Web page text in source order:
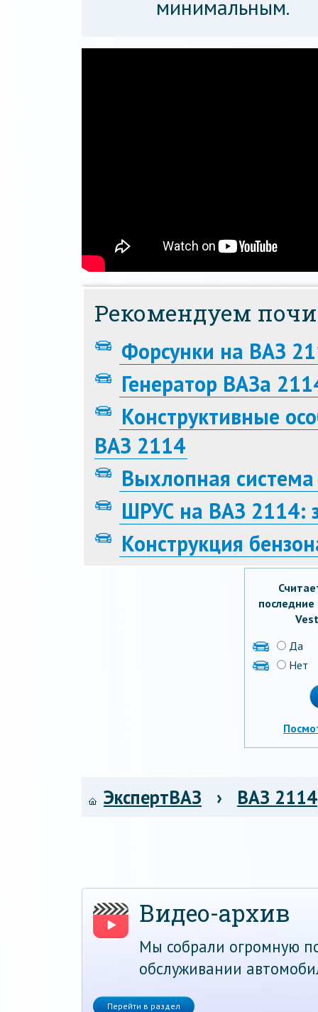
минимальным.
Рекомендуем
Форсунки на ВАЗ
Генератор ВАЗа
Конструктивные
ВАЗ 2114
Выхлопная
ШРУС на ВАЗ 2114:
Конструкция
Да
Нет
ЭкспертВАЗ › ВАЗ 2114
Видео-архив
Мы собрали огромную
обслуживании
Перейти в раздел